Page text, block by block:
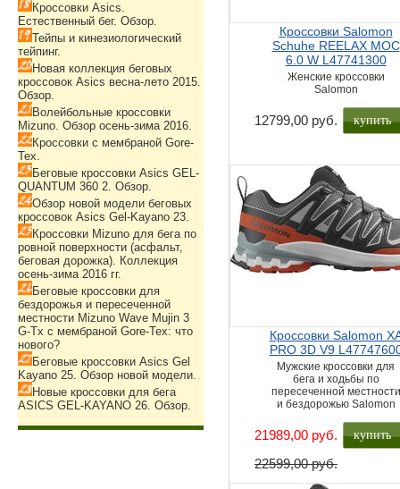
Кроссовки Salomon
Schuhe REELAX MOC
6.0 W L47741300
Женские кроссовки
Salomon
12799,00 руб. купить
Кроссовки Salomon
PRO 3D V9
Мужские кроссовки для
бега и ходьбы по
пересеченной местности
и бездорожью Salomon
21989,00 руб.
22599,00 руб.
купить
Кроссовки Asics.
Естественный бег. Обзор.
Тейпы и кинезиологический
тейпинг.
Новая коллекция беговых
кроссовок Asics весна-лето 2015.
Обзор.
Волейбольные кроссовки
Mizuno. Обзор осень-зима 2016.
Кроссовки с мембраной Gore-
Tex.
Беговые кроссовки Asics GEL-
QUANTUM 360 2. Обзор.
Обзор новой модели беговых
кроссовок Asics Gel-Kayano 23.
Кроссовки Mizuno для бега по
ровной поверхности (асфальт,
беговая дорожка). Коллекция
осень-зима 2016 гг.
Беговые кроссовки для
бездорожья и пересеченной
местности Mizuno Wave Mujin 3
G-Tx с мембраной Gore-Tex: что
нового?
Беговые кроссовки Asics Gel
Kayano 25. Обзор новой модели.
Новые кроссовки для бега
ASICS GEL-KAYANO 26. Обзор.